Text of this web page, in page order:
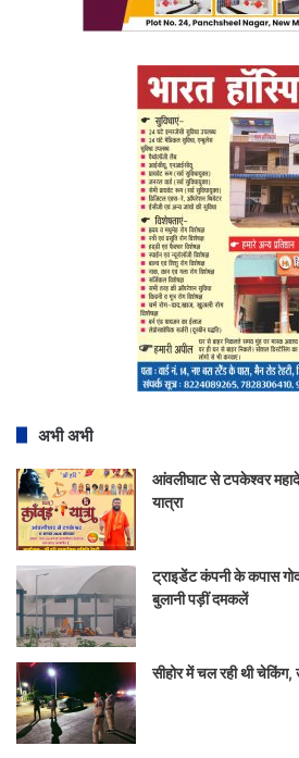
अभी अभी
आंवलीघाट से टपकेश्वर
यात्रा
ट्राइडेंट कंपनी के कपास
बुलानी पड़ीं दमकलें
सीहोर में चल रही थी